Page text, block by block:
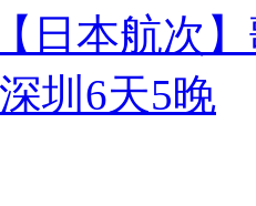
日本航次
圳6天5晚